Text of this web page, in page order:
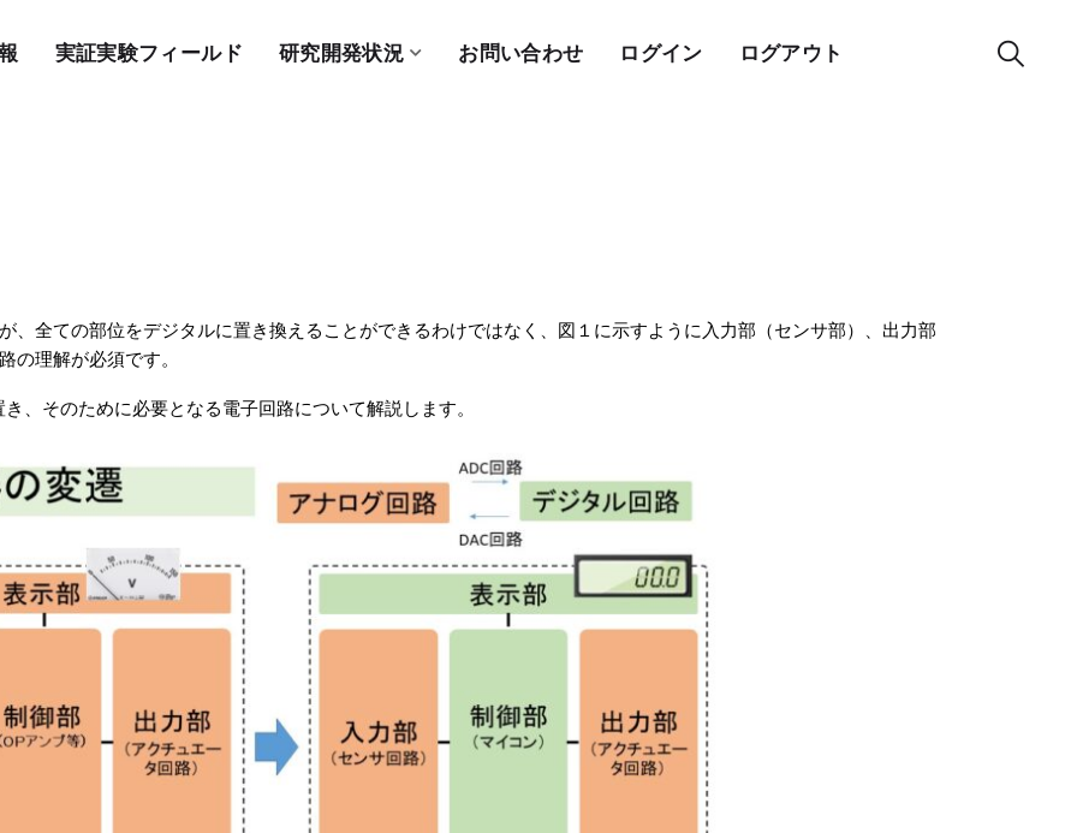
実証実験フィールド 研究開発状況 お問い合わせ ログイン ログアウト
、全ての部位をデジタルに置き換えることができるわけではなく、図１に示すように入力部（センサ部）、出力部
の理解が必須です。
、そのために必要となる電子回路について解説します。